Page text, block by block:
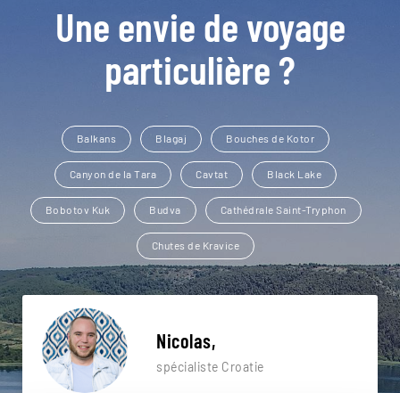
Une envie de voyage
particulière ?
Balkans Blagaj Bouches de Kotor
Canyon de la Tara Cavtat Black Lake
Bobotov Kuk Budva Cathédrale Saint-Tryphon
Chutes de Kravice
Nicolas,
spécialiste Croatie